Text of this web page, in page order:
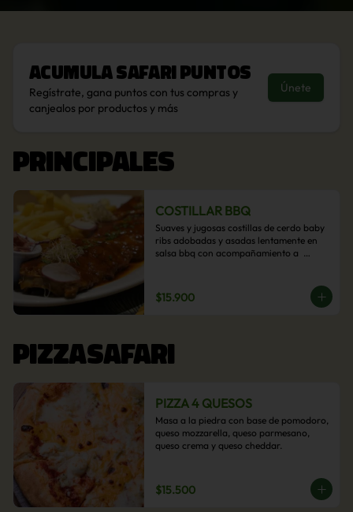
AcumulaSafari Puntos
Regístrate, gana puntos con tus compras y
canjealos por productos y más
Únete
PRINCIPALES
COSTILLAR BBQ
Suaves y jugosas costillas de cerdo baby
ribs adobadas y asadas lentamente en
salsa bbq con acompañamiento a
salteadas, Papas parmentier, Papas
fritas, Arroz blanco.
$15.900
PIZZASAFARI
PIZZA 4 QUESOS
Masa a la piedra con base de pomodoro,
queso mozzarella, queso parmesano,
queso crema y queso cheddar.
$15.500